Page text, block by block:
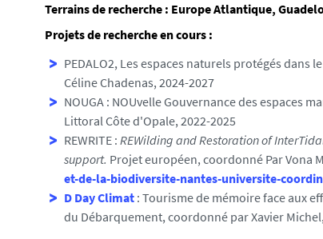
Terrains de recherche : Europe Atlantique,
Projets de recherche en cours :
PEDALO2, Les espaces naturels protégés
Céline Chadenas, 2024-2027
NOUGA : NOUvelle Gouvernance des espaces
Littoral Côte d'Opale, 2022-2025
REWRITE : REWilding and Restoration of
support. Projet européen, coordonné Par Vona
et-de-la-biodiversite-nantes-universite-
D Day Climat : Tourisme de mémoire face aux
du Débarquement, coordonné par Xavier